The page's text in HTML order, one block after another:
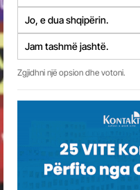
Jo, e dua shqipërin.
Jam tashmë jashtë.
Zgjidhni një opsion dhe votoni.